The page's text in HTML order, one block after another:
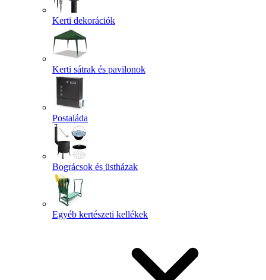
Kerti dekorációk
Kerti sátrak és pavilonok
Postaláda
Bográcsok és üstházak
Egyéb kertészeti kellékek